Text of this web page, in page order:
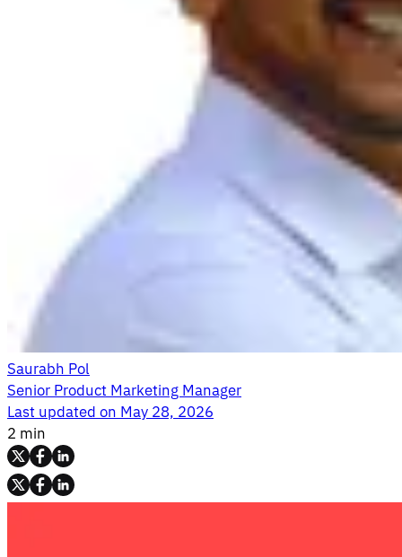
Saurabh Pol
Senior Product Marketing Manager
Last updated onMay 28, 2026
2 min